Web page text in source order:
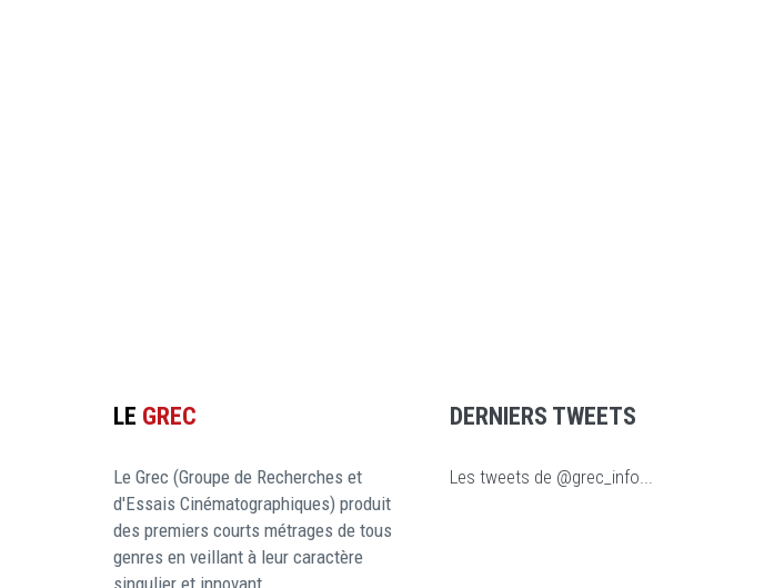
LE GREC
Le Grec (Groupe de Recherches et
d'Essais Cinématographiques) produit
des premiers courts métrages de tous
genres en veillant à leur caractère
singulier et innovant.
DERNIERS TWEETS
Les tweets de @grec_info...